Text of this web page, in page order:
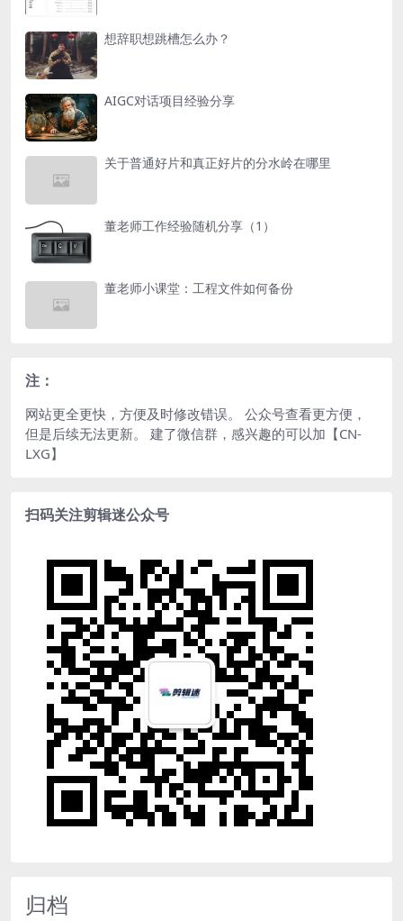
想辞职想跳槽怎么办？
AIGC对话项目经验分享
关于普通好片和真正好片的分水岭在哪里
董老师工作经验随机分享（1）
董老师小课堂：工程文件如何备份
注：
网站更全更快，方便及时修改错误。 公众号查看更方便，
但是后续无法更新。 建了微信群，感兴趣的可以加【CN-
LXG】
扫码关注剪辑迷公众号
归档